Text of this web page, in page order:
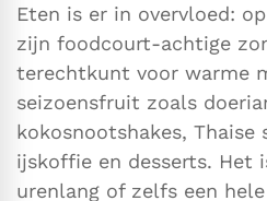
Eten is er in overvloed:
zijn foodcourt-achtige
terechtkunt voor warme
seizoensfruit zoals
kokosnootshakes, Thaise
ijskoffie en desserts. Het
urenlang of zelfs een